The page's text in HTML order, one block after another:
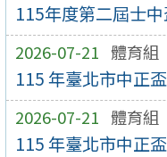
115年度第二屆士
2026-07-21 體育組
115 年臺北市中正
2026-07-21 體育組
115 年臺北市中正